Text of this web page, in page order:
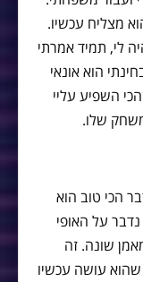
מצליח עכשיו.
לי, תמיד אמרתי
הוא אונאי
השפיע עליי
שלו.
הכי טוב הוא
על האופי
שונה. זה
עושה עכשיו